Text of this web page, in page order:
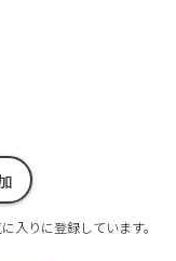
入りに登録しています。